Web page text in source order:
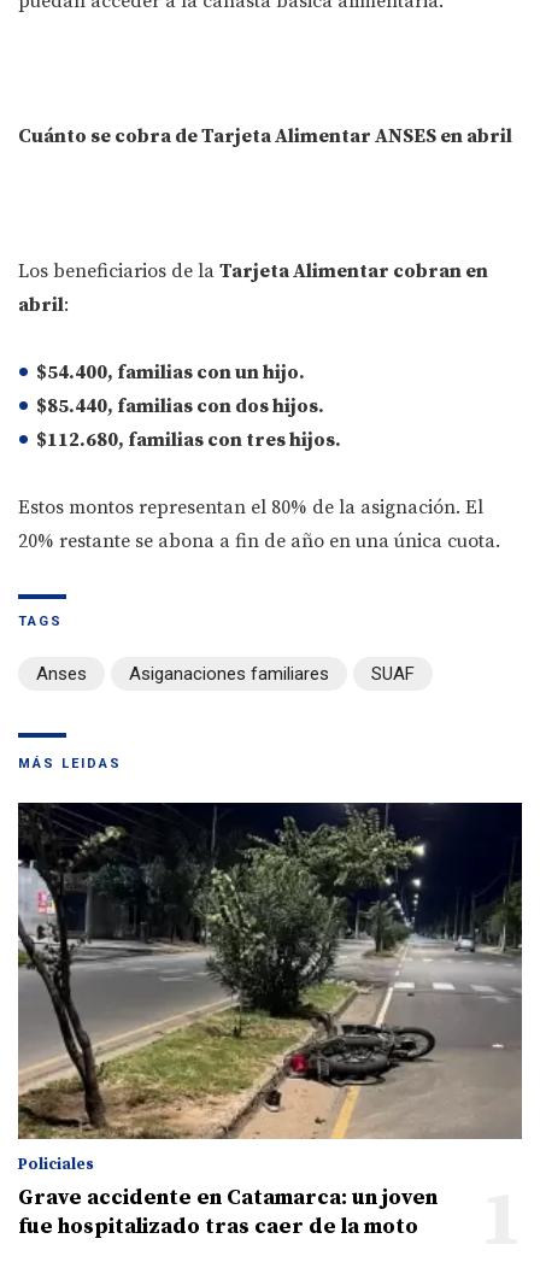
Cuánto se cobra de Tarjeta Alimentar ANSES en abril
Los beneficiarios de la Tarjeta Alimentar cobran en
abril:
$54.400, familias conun hijo.
$85.440, familias con dos hijos.
$112.680, familias con tres hijos.
Estos montos representan el 80% de la asignación. El
20% restante se abona a fin de año en una única cuota.
TAGS
Anses Asiganaciones familiares SUAF
MÁS LEIDAS
Policiales
Grave accidente en Catamarca: un joven
fue hospitalizado tras caer de la moto